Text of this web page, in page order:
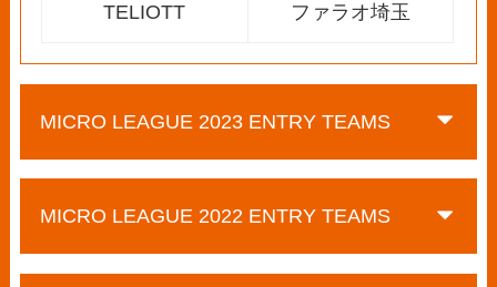
TELIOTT ファラオ埼玉
MICRO LEAGUE 2023 ENTRY TEAMS
MICRO LEAGUE 2022 ENTRY TEAMS